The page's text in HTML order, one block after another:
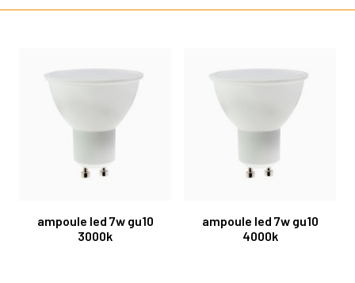
ampoule led 7w gu10
3000k
ampoule led 7w gu10
4000k